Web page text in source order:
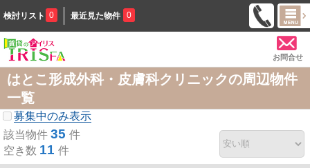
検討リスト 0 最近見た物件 0
お問合せ
はとこ形成外科・皮膚科クリニックの周辺物件
一覧
募集中のみ表示
該当物件 35 件
空き数 11 件